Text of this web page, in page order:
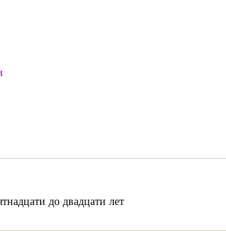
до двадцати лет